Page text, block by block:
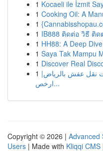
1 Kocaeli ile İzmit
1 Cooking Oil: A
1
1 IB888 ติดต่อ วิธี ติ
1 HH88: A Deep
1 Saya Tak Mampu
1 Discover Real
1 نقل عفش بالرياض|
ارخص...
Copyright © 2026 | Advanced
Users | Made with Kliqqi CMS